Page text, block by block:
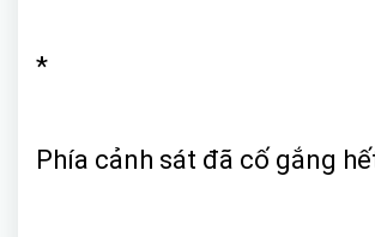
*
Phía cảnh sát đã cố gắng